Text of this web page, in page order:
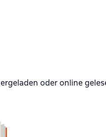
oder online